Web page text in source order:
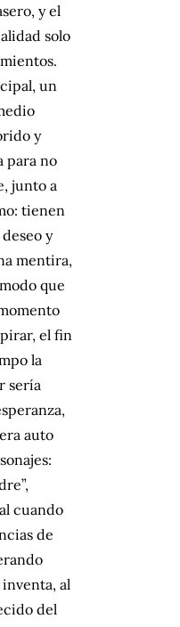
y el
solo
un
y
para no
junto a
tienen
y
mentira,
que
el fin
la
sería
auto
cuando
de
al
del